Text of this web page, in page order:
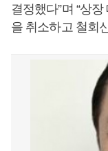
결정했다”며 “상
을 취소하고 철회